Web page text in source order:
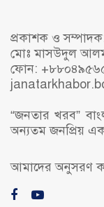
প্রকাশক ও
মোঃ মাসউদুল
ফোন:
“জনতার খরব”
অন্যতম জনপ্রিয়
আমাদের অনুসরণ